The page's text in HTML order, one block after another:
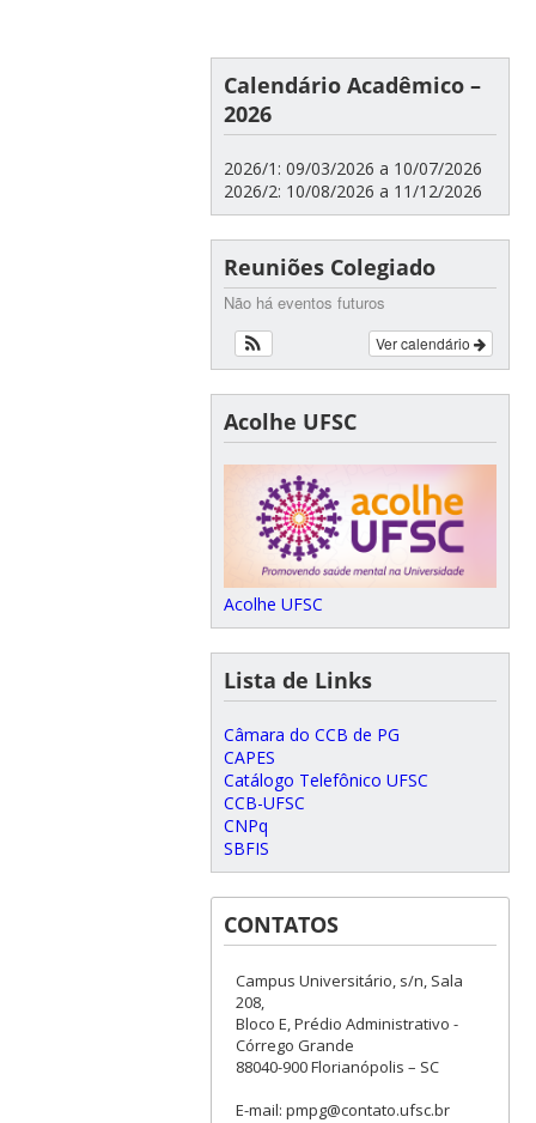
Calendário Acadêmico –
2026
2026/1: 09/03/2026 a 10/07/2026
2026/2: 10/08/2026 a 11/12/2026
Reuniões Colegiado
Não há eventos futuros
Ver calendário
Acolhe UFSC
Acolhe UFSC
Lista de Links
Câmara do CCB de PG
CAPES
Catálogo Telefônico UFSC
CCB-UFSC
CNPq
SBFIS
CONTATOS
Campus Universitário, s/n, Sala
208,
Bloco E, Prédio Administrativo -
Córrego Grande
88040-900 Florianópolis – SC
E-mail: pmpg@contato.ufsc.br